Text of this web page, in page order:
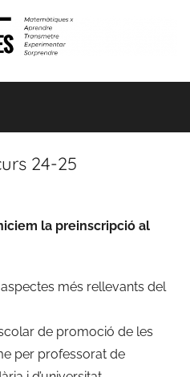
24-25
la preinscripció al
més rellevants del
de promoció de les
per professorat de